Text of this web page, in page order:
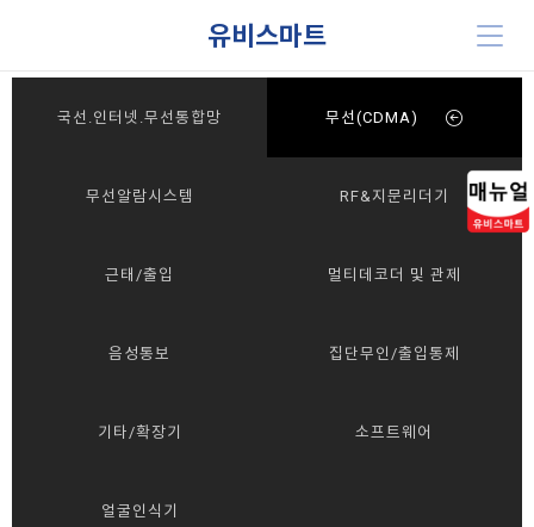
유비스마트
국선.인터넷.무선통합망 무선(CDMA)
무선알람시스템 RF&지문리더기
근태/출입 멀티데코더 및 관제
음성통보 집단무인/출입통제
기타/확장기 소프트웨어
얼굴인식기